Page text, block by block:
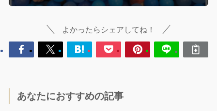
よかったらシェアしてね！
あなたにおすすめの記事